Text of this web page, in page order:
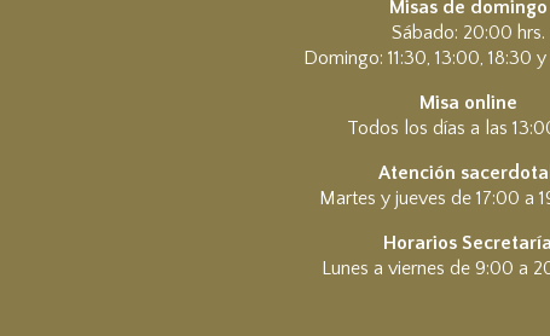
Misas de domingo
Sábado: 20:00 hrs.
Domingo: 11:30, 13:00, 18:30
Misa online
Todos los días a las
Atención
Martes y jueves de 17:00 a
Horarios Secretaría
Lunes a viernes de 9:00 a